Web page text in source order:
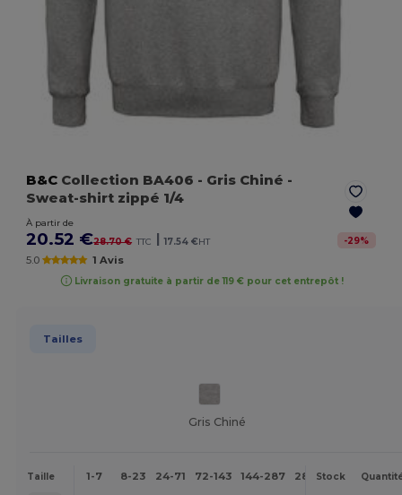
B&C Collection BA406 - Gris Chiné -
Sweat-shirt zippé 1/4
À partir de
20.52 €28.70 € TTC 17.54 €HT -29%
5.0 1 Avis
Livraison gratuite à partir de 119 € pour cet entrepôt !
Tailles
Gris Chiné
Taille 1-7 8-23 24-71 72-143 144-287 288 + Plus
Stock